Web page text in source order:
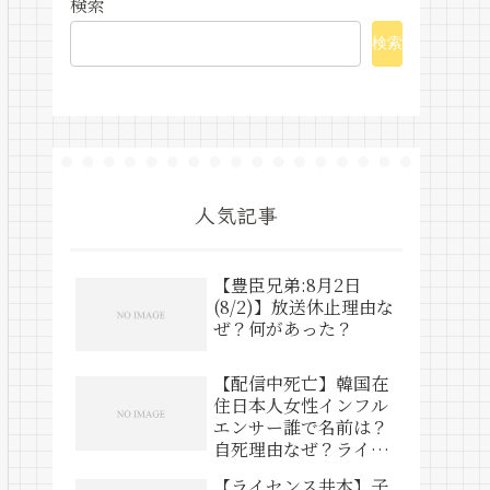
検索
検索
人気記事
【豊臣兄弟:8月2日
(8/2)】放送休止理由な
ぜ？何があった？
【配信中死亡】韓国在
住日本人女性インフル
エンサー誰で名前は？
自死理由なぜ？ライブ